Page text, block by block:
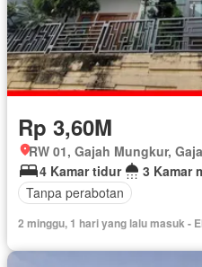
Rp 3,60M
4 Kamar tidur
3 Kamar
Tanpa perabotan
2 minggu, 1 hari yang lalu masuk -